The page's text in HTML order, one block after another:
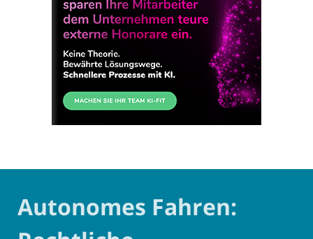
Autonomes Fahren: